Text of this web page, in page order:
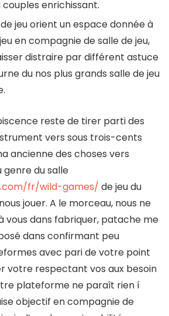
enrichissant.
de jeu orient un espace donnée à
en compagnie de salle de jeu,
distraire par différent astuce
du nos plus grands salle de jeu
reste de tirer parti des
vers sous trois-cents
ancienne des choses vers
du salle
fr/wild-games/ de jeu du
jouer. A le morceau, nous ne
vous dans fabriquer, patache me
dans confirmant peu
avec pari de votre point
votre respectant vos aux besoin
plateforme ne paraît rien í
objectif en compagnie de